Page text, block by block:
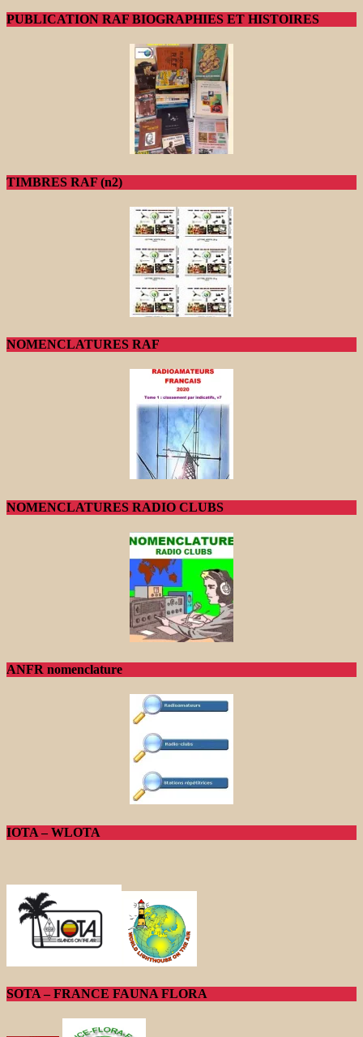
PUBLICATION RAF BIOGRAPHIES ET HISTOIRES
TIMBRES RAF (n2)
NOMENCLATURES RAF
NOMENCLATURES RADIO CLUBS
ANFR nomenclature
IOTA – WLOTA
SOTA – FRANCE FAUNA FLORA